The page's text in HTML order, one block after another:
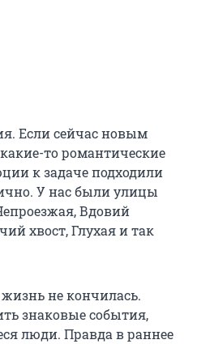
Если сейчас новым
то романтические
к задаче подходили
У нас были улицы
Вдовий
хвост, Глухая и так
не кончилась.
знаковые события,
люди. Правда в раннее